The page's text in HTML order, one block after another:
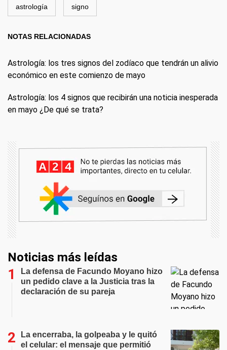
astrología signo
NOTAS RELACIONADAS
Astrología: los tres signos del zodíaco que tendrán un alivio
económico en este comienzo de mayo
Astrología: los 4 signos que recibirán una noticia inesperada
en mayo ¿De qué se trata?
Noticias más leídas
La defensa de Facundo Moyano hizo
un pedido clave a la Justicia tras la
declaración de su pareja
La encerraba, la golpeaba y le quitó
el celular: el mensaje que permitió